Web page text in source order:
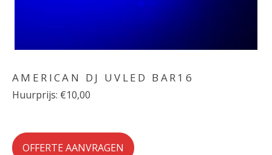
AMERICAN DJ UVLED BAR16
Huurprijs: €10,00
OFFERTE AANVRAGEN